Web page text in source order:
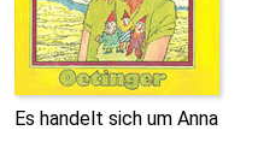
Es handelt sich um Anna